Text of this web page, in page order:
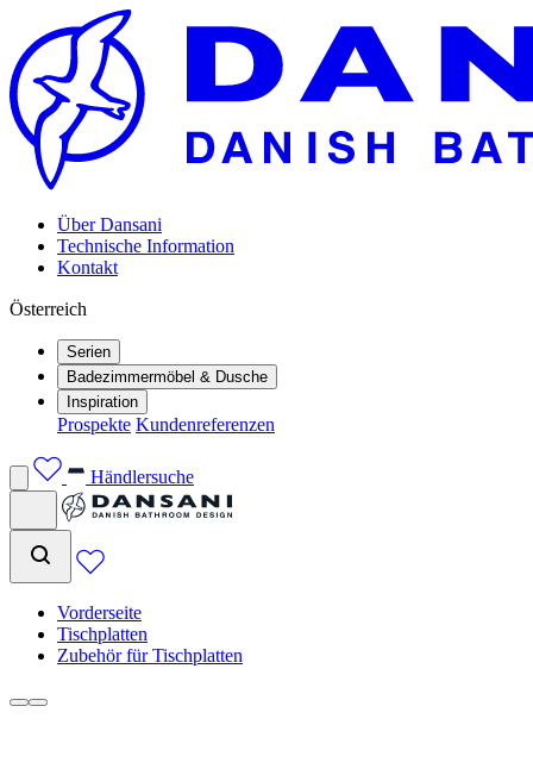
Über Dansani
Technische Information
Kontakt
Österreich
Serien
Badezimmermöbel & Dusche
Inspiration
Prospekte Kundenreferenzen
Händlersuche
Vorderseite
Tischplatten
Zubehör für Tischplatten